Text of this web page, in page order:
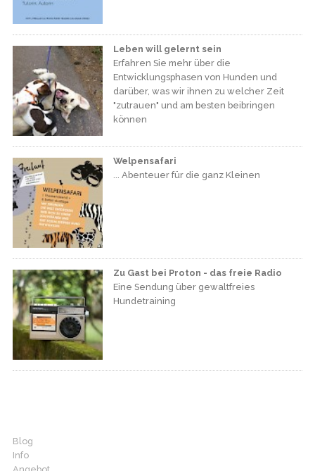
Leben will gelernt sein
Erfahren Sie mehr über die
Entwicklungsphasen von Hunden und
darüber, was wir ihnen zu welcher Zeit
"zutrauen" und am besten beibringen
können
Welpensafari
... Abenteuer für die ganz Kleinen
Zu Gast bei Proton - das freie Radio
Eine Sendung über gewaltfreies
Hundetraining
Blog
Info